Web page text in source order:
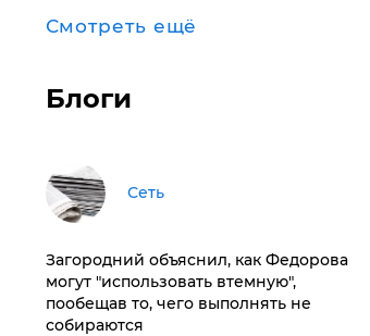
Смотреть ещё
Блоги
Сеть
Загородний объяснил, как Федорова
могут "использовать втемную",
пообещав то, чего выполнять не
собираются